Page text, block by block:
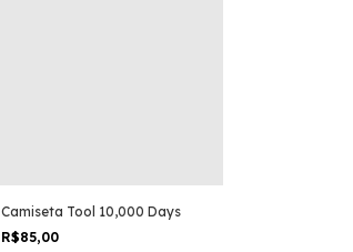
Camiseta Tool 10,000 Days
R$85,00